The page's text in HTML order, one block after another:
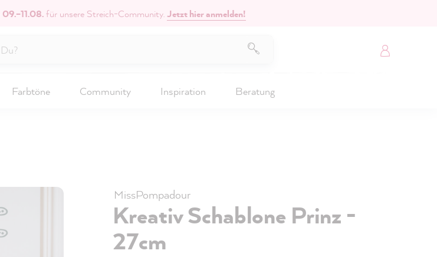
09.–11.08.für unsere Streich-Community.Jetzt hier anmelden!
Farbtöne Community Inspiration Beratung
MissPompadour
Kreativ Schablone Prinz -
27cm